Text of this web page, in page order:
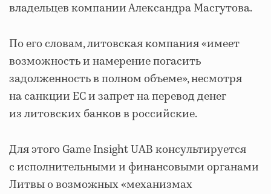
владельцев компании Александра Масгутова.
По его словам, литовская компания «имеет
возможность и намерение погасить
задолженность в полном объеме», несмотря
на санкции ЕС и запрет на перевод денег
из литовских банков в российские.
Для этого Game Insight UAB консультируется
с исполнительными и финансовыми органами
Литвы о возможных «механизмах